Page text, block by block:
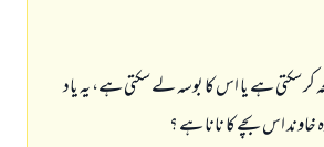
كر سكتى ہے يا اس كا بوسہ لے سكتى ہے، يہ ياد
اس بچے كا نانا ہے ؟